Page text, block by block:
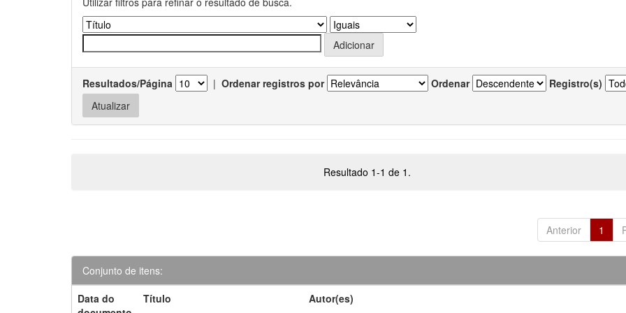
Resultados/Página | Ordenar registros por Ordenar Registro(s)
Resultado 1-1 de 1.
Anterior 1
Conjunto de itens:
Data do
Título Autor(es)